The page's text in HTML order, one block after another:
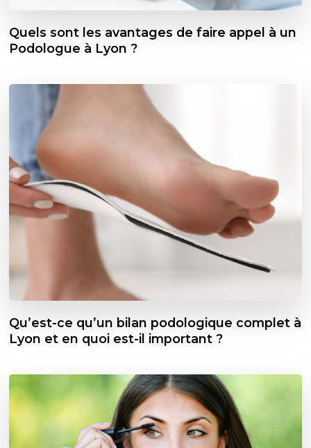
Quels sont les avantages de faire appel à un
Podologue à Lyon ?
Qu’est-ce qu’un bilan podologique complet à
Lyon et en quoi est-il important ?